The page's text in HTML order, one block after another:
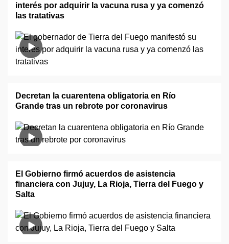
interés por adquirir la vacuna rusa y ya comenzó
las tratativas
Decretan la cuarentena obligatoria en Río
Grande tras un rebrote por coronavirus
El Gobierno firmó acuerdos de asistencia
financiera con Jujuy, La Rioja, Tierra del Fuego y
Salta